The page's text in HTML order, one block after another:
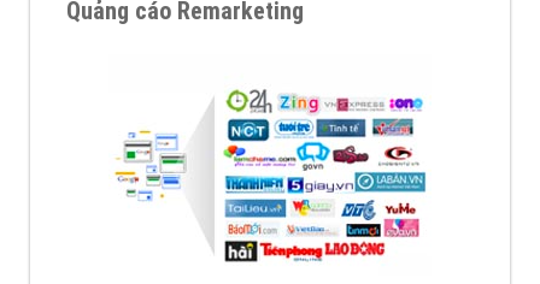
Quảng cáo Remarketing